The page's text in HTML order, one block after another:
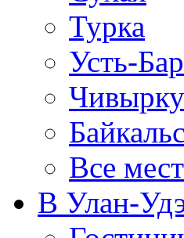
Турка
Усть-
Все
В Улан-